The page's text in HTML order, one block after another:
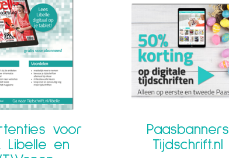
voor
Libelle en
Paasbanners
Tijdschrift.nl